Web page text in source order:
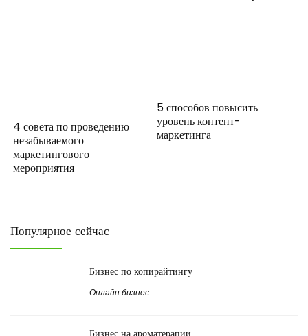
4 совета по проведению
незабываемого
маркетингового
мероприятия
5 способов повысить
уровень контент-
маркетинга
Популярное сейчас
Бизнес по копирайтингу
Онлайн бизнес
Бизнес на ароматерапии